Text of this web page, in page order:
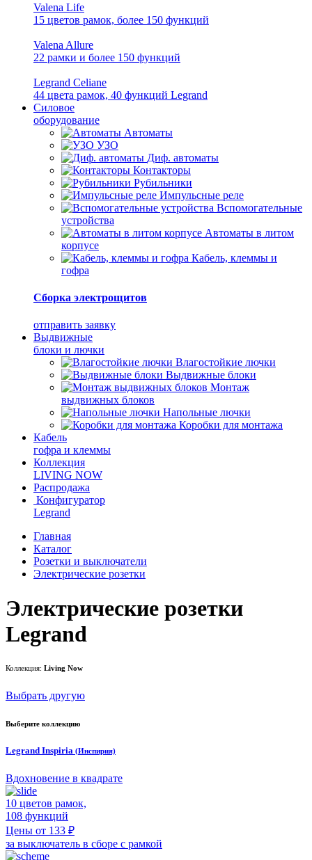
Valena Life
15 цветов рамок, более 150 функций
Valena Allure
22 рамки и более 150 функций
Legrand Celiane
44 цвета рамок, 40 функций Legrand
Силовое
оборудование
Автоматы
УЗО
Диф. автоматы
Контакторы
Рубильники
Импульсные реле
Вспомогательные
устройства
Автоматы в литом
корпусе
Кабель, клеммы и
гофра
Сборка электрощитов
отправить заявку
Выдвижные
блоки и лючки
Влагостойкие лючки
Выдвижные блоки
Монтаж
выдвижных блоков
Напольные лючки
Коробки для монтажа
Кабель
гофра и клеммы
Коллекция
LIVING NOW
Распродажа
Конфигуратор
Legrand
Главная
Каталог
Розетки и выключатели
Электрические розетки
Электрические розетки
Legrand
Коллекция: Living Now
Выбрать другую
Выберите коллекцию
Legrand Inspiria (Инспирия)
Вдохновение в квадрате
10 цветов рамок,
108 функций
Цены от 133 ₽
за выключатель в сборе с рамкой